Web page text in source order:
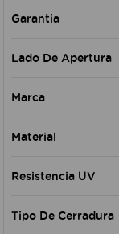
Beige
Cobre
Dorado
Garantia
Lado De Apertura
Derecha
Derecha - Izquierda
Marca
HERMEX
TRITON
WRT
Material
Latón
Níquel
Resistencia UV
Tipo De Cerradura